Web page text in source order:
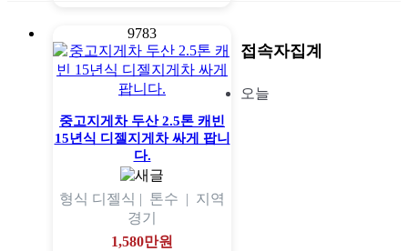
9783
중고지게차 두산 2.5톤 캐빈
15년식 디젤지게차 싸게 팝니
다.
형식 디젤식 | 톤수 | 지역
경기
1,580만원
접속자집계
오늘